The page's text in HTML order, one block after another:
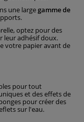
une largegamme de
optez pour des
leur adhésif doux.
votre papier avant de
pour tout
et des effets de
pour créer des
sur l'eau.